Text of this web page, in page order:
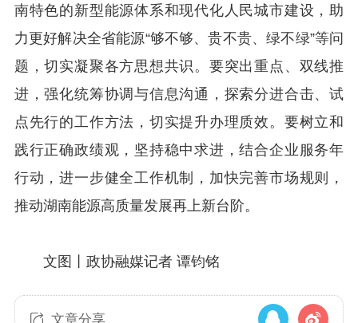
南特色的新型能源体系和现代化人民城市建设，助
力更好解决全省能源“够不够、贵不贵、绿不绿”等问
题，切实凝聚各方思想共识。要突出重点、双线推
进，强化统筹协调与信息沟通，探索分进合击、试
点先行的工作方法，切实提升办理质效。要树立和
践行正确政绩观，坚持稳中求进，结合企业服务年
行动，进一步健全工作机制，加快完善市场规则，
推动湖南能源高质量发展再上新台阶。
文图丨政协融媒记者 谭钧铭
文章分享